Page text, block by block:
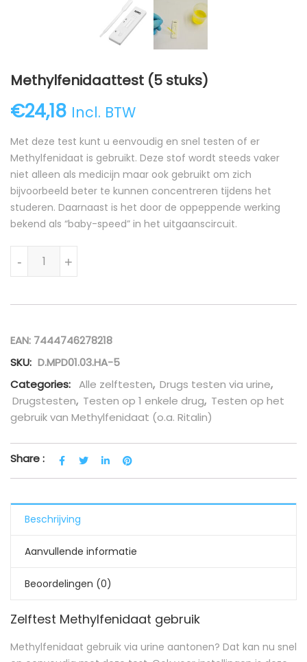
Methylfenidaattest (5 stuks)
€24,18 Incl. BTW
Met deze test kunt u eenvoudig en snel testen of er
Methylfenidaat is gebruikt. Deze stof wordt steeds vaker
niet alleen als medicijn maar ook gebruikt om zich
bijvoorbeeld beter te kunnen concentreren tijdens het
studeren. Daarnaast is het door de oppeppende werking
bekend als “baby-speed” in het uitgaanscircuit.
+
-
EAN: 7444746278218
SKU: D.MPD01.03.HA-5
Categories: Alle zelftesten, Drugs testen via urine,
Drugstesten, Testen op 1 enkele drug, Testen op het
gebruik van Methylfenidaat (o.a. Ritalin)
Share :
Beschrijving
Aanvullende informatie
Beoordelingen (0)
Zelftest Methylfenidaat gebruik
Methylfenidaat gebruik via urine aantonen? Dat kan nu snel